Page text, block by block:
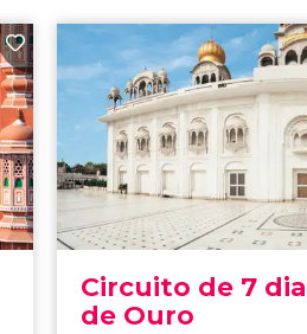
Circuito de 7
de Ouro